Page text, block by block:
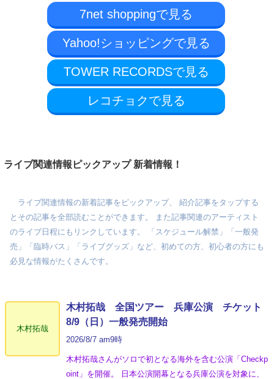
7net shoppingで見る
Yahoo!ショッピングで見る
TOWER RECORDSで見る
レコチョクで見る
ライブ関連情報ピックアップ 新着情報！
ライブ関連情報の新着記事をピックアップ、 紹介記事をタップする
とその記事を全部読むことができます。 また記事関連のアーティスト
のライブ日程にもリンクしています。 「スケジュール解禁」「一般発
売」「臨時バス」「ライブグッズ」など、初めての方、初心者の方にも
必見な情報がたくさんです。
木村拓哉
木村拓哉 全国ツアー 兵庫公演 チケット
8/9（日）一般発売開始
2026/8/7 am9時
木村拓哉さんがソロで初となる海外を含む公演「Checkp
oint」を開催。 日本公演開幕となる兵庫公演を対象に、